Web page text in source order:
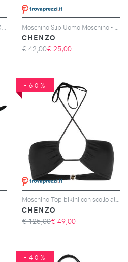
CHENZO
€ 42,00€ 25,00
-60%
CHENZO
€ 125,00€ 49,00
-40%